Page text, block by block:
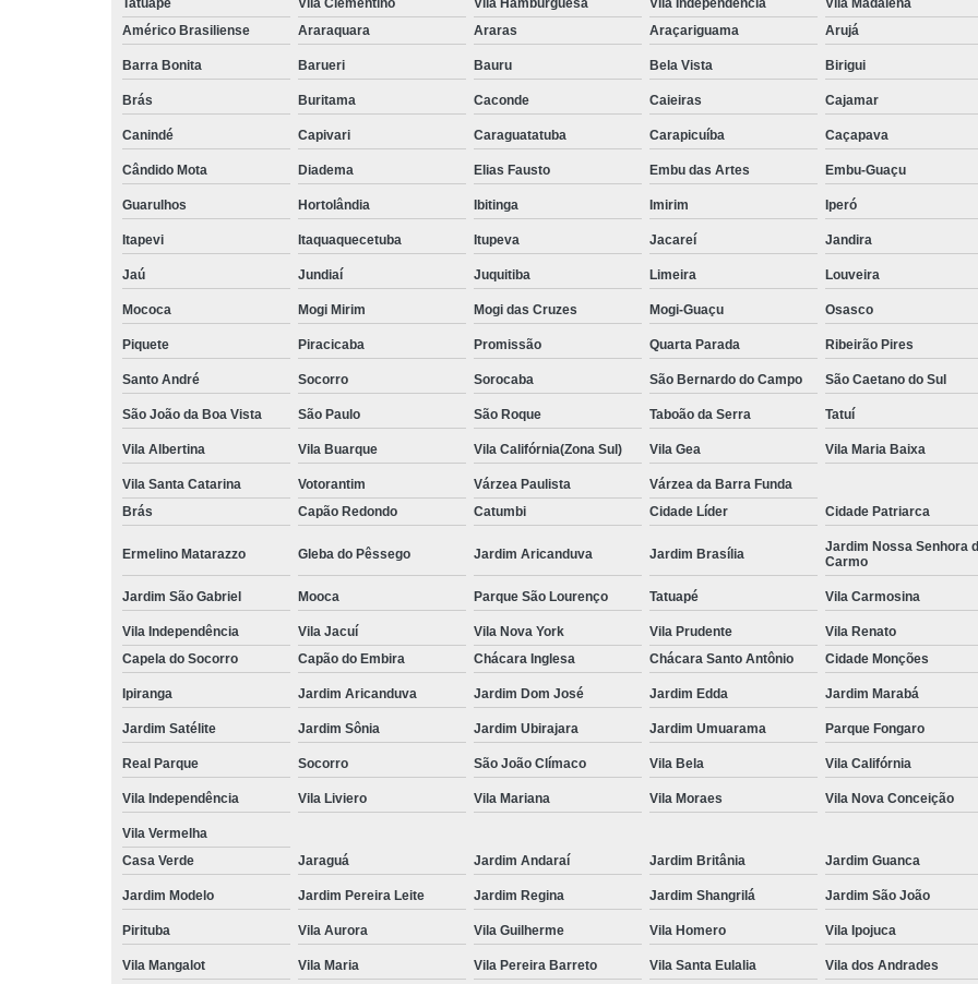
Aluguel de Toalha de Banho Adulto
Aluguel de Toalha de Banho Casal
Locação de Toalha de Banho
Locação de Toalha de Banho e Rosto
Locação de Toalha de Banho Industrial
Aluguel de Toalha Branca Manicure
Aluguel de Toalha para Manicure
Locação de Toalha de Manicure Branca
Locação de Toalha para Manicure
Locação de Toalha para Pedicure
Locação de Toalhas de
Locação de Toalhas de Manicure São
Locação de Toalha Branca de Rosto
Locação de Toalha de Rosto
Locação de Toalha de Rosto e Banho
Locação de Toalha de Rosto para Salão
Locação de Toalha de Rosto São
Locação de Toalha Rosto Branca
Aluguel de Toalha Industrial Virgem
Locação de Toalha Industrial Relavada
Locação de Toalha para Salão de Beleza
Manta Absorvente Azul
Manta Absorvente
Manta Absorvente Industrial
Tatuapé Vila Clementino Vila Hamburguesa Vila Independência Vila Madalena
Américo Brasiliense
Araraquara Araras Araçariguama Arujá
Barra Bonita Barueri Bauru Bela Vista Birigui
Brás Buritama Caconde Caieiras Cajamar
Canindé Capivari Caraguatatuba Carapicuíba Caçapava
Cândido Mota Diadema Elias Fausto Embu das Artes Embu-Guaçu
Guarulhos Hortolândia Ibitinga Imirim Iperó
Itapevi Itaquaquecetuba Itupeva Jacareí Jandira
Jaú Jundiaí Juquitiba Limeira Louveira
Mococa Mogi Mirim Mogi das Cruzes Mogi-Guaçu Osasco
Piquete Piracicaba Promissão Quarta Parada Ribeirão Pires
Santo André Socorro Sorocaba São Bernardo do Campo São Caetano do Sul
São João da Boa Vista São Paulo São Roque Taboão da Serra Tatuí
Vila Albertina Vila Buarque Vila Califórnia(Zona Sul) Vila Gea Vila Maria Baixa
Vila Santa Catarina Votorantim Várzea Paulista
Várzea da Barra Funda
Brás
Capão Redondo Catumbi Cidade Líder Cidade Patriarca
Ermelino Matarazzo Gleba do Pêssego Jardim Aricanduva Jardim Brasília
Jardim Nossa Senhora
Carmo
Jardim São Gabriel Mooca Parque São Lourenço Tatuapé Vila Carmosina
Vila Independência Vila Jacuí Vila Nova York Vila Prudente Vila Renato
Capela do Socorro
Capão do Embira Chácara Inglesa Chácara Santo Antônio Cidade Monções
Ipiranga Jardim Aricanduva Jardim Dom José Jardim Edda Jardim Marabá
Jardim Satélite Jardim Sônia Jardim Ubirajara Jardim Umuarama Parque Fongaro
Real Parque Socorro São João Clímaco Vila Bela Vila Califórnia
Vila Independência Vila Liviero Vila Mariana Vila Moraes Vila Nova Conceição
Vila Vermelha
Casa Verde
Jaraguá Jardim Andaraí Jardim Britânia Jardim Guanca
Jardim Modelo Jardim Pereira Leite Jardim Regina Jardim Shangrilá Jardim São João
Pirituba Vila Aurora Vila Guilherme Vila Homero Vila Ipojuca
Vila Mangalot Vila Maria Vila Pereira Barreto Vila Santa Eulalia Vila dos Andrades